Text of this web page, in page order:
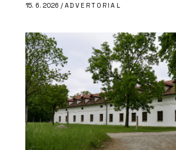
15. 6. 2026 / ADVERTORIAL